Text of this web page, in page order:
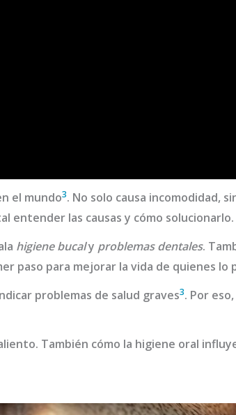
el mundo3. No solo causa incomodidad,
entender las causas y cómo solucionarlo.
higiene bucaly problemas dentales.
paso para mejorar la vida de quienes lo
problemas de salud graves3. Por
También cómo la higiene oral